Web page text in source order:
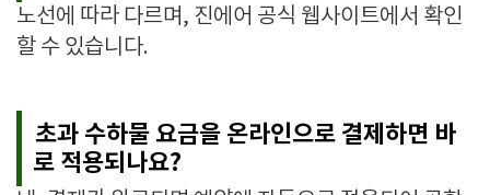
노선에 따라 다르며, 진에어 공식 웹사이트에서 확인
할 수 있습니다.
초과 수하물 요금을 온라인으로 결제하면 바
로 적용되나요?